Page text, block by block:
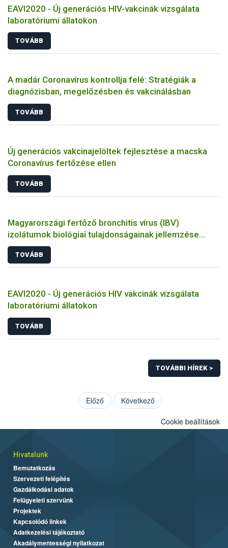
EAVI2020 - Új generációs HIV-vakcinák vizsgálata
laboratóriumi állatokon
TOVÁBB
A madár Coronavírus kontrollja felé: Stratégiák a
diagnózisban, megelőzésben és vakcinálásban
TOVÁBB
Új generációs vakcinajelöltek fejlesztése a macska
Coronavírus fertőzése ellen
TOVÁBB
Magyarországi fertőző bronchitis vírus (IBV)
izolátumok biológiai tulajdonságainak jellemzése
állatkísérletes és molekuláris biológiai eszközökkel
TOVÁBB
EAVI2020 - Új generációs HIV vakcinák vizsgálata
laboratóriumi állatokon
TOVÁBB
TOVÁBBI HÍREK >
Előző Következő
Cookie beállítások
Hivatalunk
Bemutatkozás
Szervezeti felépítés
Gazdálkodási adatok
Felügyeleti szervünk
Projektek
Kapcsolódó linkek
Adatkezelési tájékoztató
Akadálymentességi nyilatkozat